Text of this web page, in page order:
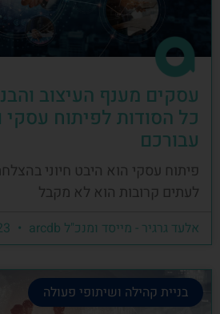
עסקים מענף העיצוב
כל הסודות לפיתוח עסקי
עבורכם
פיתוח עסקי הוא היבט חיוני
לעתים קרובות הוא לא מקבל
אלעד גרגיר - מייסד ומנכ"ל arcdb
בניית קהילה ושיתופי פעולה